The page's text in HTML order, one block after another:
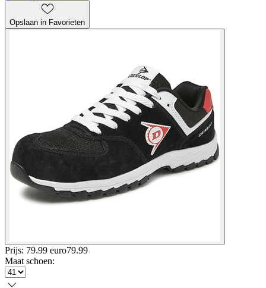
Opslaan in Favorieten
Prijs: 79.99 euro79.99
Maat schoen: